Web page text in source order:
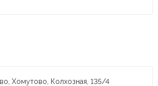
Хомутово, Колхозная, 135/4